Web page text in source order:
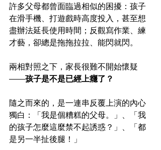
許多父母都曾面臨過相似的困擾：孩子
在滑手機、打遊戲時高度投入，甚至想
盡辦法延長使用時間；反觀寫作業、練
才藝，卻總是拖拖拉拉、能閃就閃。
兩相對照之下，家長很難不開始懷疑
——孩子是不是已經上癮了？
隨之而來的，是一連串反覆上演的內心
獨白：「我是個糟糕的父母。」、「我
的孩子怎麼這麼禁不起誘惑？」、「都
是另一半扯後腿！」